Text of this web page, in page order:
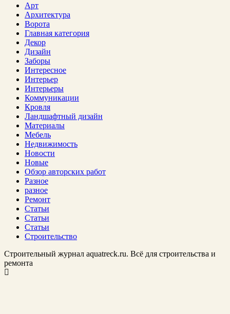
Арт
Архитектура
Ворота
Главная категория
Декор
Дизайн
Заборы
Интересное
Интерьер
Интерьеры
Коммуникации
Кровля
Ландшафтный дизайн
Материалы
Мебель
Недвижимость
Новости
Новые
Обзор авторских работ
Разное
разное
Ремонт
Статьи
Статьи
Статьи
Строительство
Строительный журнал aquatreck.ru. Всё для строительства и
ремонта